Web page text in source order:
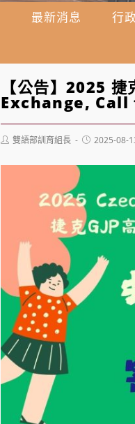
最新消息 行
【公告】2025
Exchange,
Post雙語部訓育組長
Post2025-08-